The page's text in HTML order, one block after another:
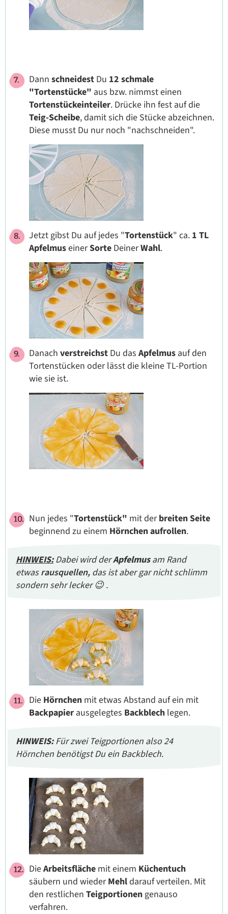
Dann schneidest Du 12 schmale
"Tortenstücke" aus bzw. nimmst einen
Tortenstückeinteiler. Drücke ihn fest auf die
Teig-Scheibe, damit sich die Stücke abzeichnen.
Diese musst Du nur noch "nachschneiden".
Jetzt gibst Du auf jedes "Tortenstück" ca. 1 TL
ApfelmuseinerSorte DeinerWahl.
Danach verstreichst Du das Apfelmus auf den
Tortenstücken oder lässt die kleine TL-Portion
wie sie ist.
Nun jedes "Tortenstück" mit derbreiten Seite
beginnend zu einem Hörnchenaufrollen.
HINWEIS: Dabei wird derApfelmusam Rand
etwasrausquellen, das ist aber gar nicht schlimm
sondern sehr lecker 😉 .
Die Hörnchen mit etwas Abstand auf ein mit
Backpapier ausgelegtes Backblech legen.
HINWEIS:Für zwei Teigportionen also 24
Hörnchen benötigst Du ein Backblech.
DieArbeitsfläche mit einem Küchentuch
säubern und wiederMehldarauf verteilen. Mit
den restlichen Teigportionen genauso
verfahren.